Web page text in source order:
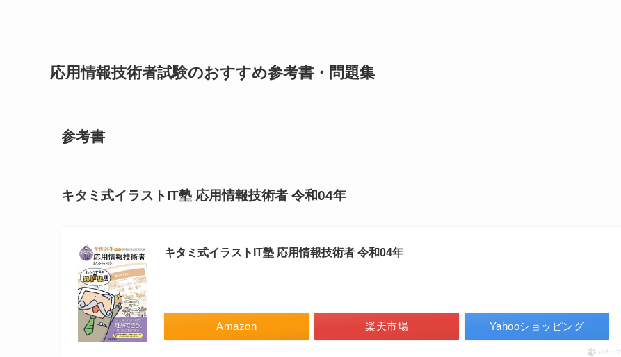
応用情報技術者試験のおすすめ参考書・問題集
参考書
キタミ式イラストIT塾 応用情報技術者 令和04年
キタミ式イラストIT塾 応用情報技術者 令和04年
Amazon 楽天市場 Yahooショッピング
ポチップ